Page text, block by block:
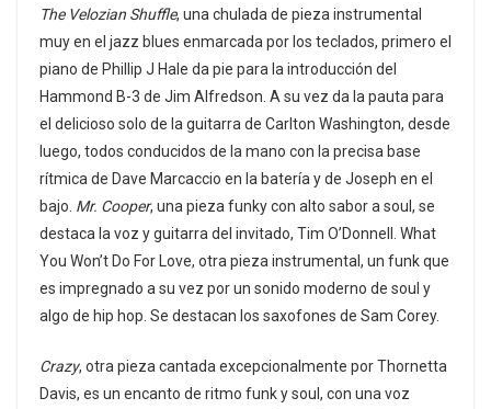
The Velozian Shuffle, una chulada de pieza instrumental
muy en el jazz blues enmarcada por los teclados, primero el
piano de Phillip J Hale da pie para la introducción del
Hammond B-3 de Jim Alfredson. A su vez da la pauta para
el delicioso solo de la guitarra de Carlton Washington, desde
luego, todos conducidos de la mano con la precisa base
rítmica de Dave Marcaccio en la batería y de Joseph en el
bajo. Mr. Cooper, una pieza funky con alto sabor a soul, se
destaca la voz y guitarra del invitado, Tim O’Donnell. What
You Won’t Do For Love, otra pieza instrumental, un funk que
es impregnado a su vez por un sonido moderno de soul y
algo de hip hop. Se destacan los saxofones de Sam Corey.
Crazy, otra pieza cantada excepcionalmente por Thornetta
Davis, es un encanto de ritmo funk y soul, con una voz